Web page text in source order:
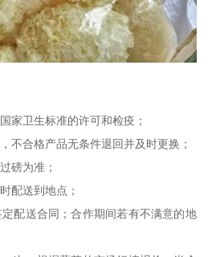
家卫生标准的许可和检疫；
不合格产品无条件退回并及时更换；
磅为准；
配送到地点；
配送合同；合作期间若有不满意的地